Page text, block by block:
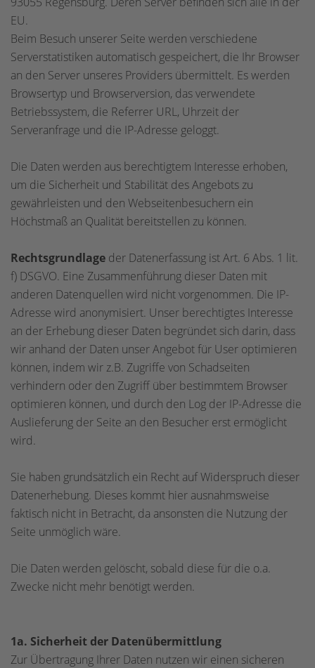
EU.
Beim Besuch unserer Seite werden verschiedene
Serverstatistiken automatisch gespeichert, die Ihr Browser
an den Server unseres Providers übermittelt. Es werden
Browsertyp und Browserversion, das verwendete
Betriebssystem, die Referrer URL, Uhrzeit der
Serveranfrage und die IP-Adresse geloggt.
Die Daten werden aus berechtigtem Interesse erhoben,
um die Sicherheit und Stabilität des Angebots zu
gewährleisten und den Webseitenbesuchern ein
Höchstmaß an Qualität bereitstellen zu können.
Rechtsgrundlage der Datenerfassung ist Art. 6 Abs. 1 lit.
f) DSGVO. Eine Zusammenführung dieser Daten mit
anderen Datenquellen wird nicht vorgenommen. Die IP-
Adresse wird anonymisiert. Unser berechtigtes Interesse
an der Erhebung dieser Daten begründet sich darin, dass
wir anhand der Daten unser Angebot für User optimieren
können, indem wir z.B. Zugriffe von Schadseiten
verhindern oder den Zugriff über bestimmtem Browser
optimieren können, und durch den Log der IP-Adresse die
Auslieferung der Seite an den Besucher erst ermöglicht
wird.
Sie haben grundsätzlich ein Recht auf Widerspruch dieser
Datenerhebung. Dieses kommt hier ausnahmsweise
faktisch nicht in Betracht, da ansonsten die Nutzung der
Seite unmöglich wäre.
Die Daten werden gelöscht, sobald diese für die o.a.
Zwecke nicht mehr benötigt werden.
1a. Sicherheit der Datenübermittlung
Zur Übertragung Ihrer Daten nutzen wir einen sicheren